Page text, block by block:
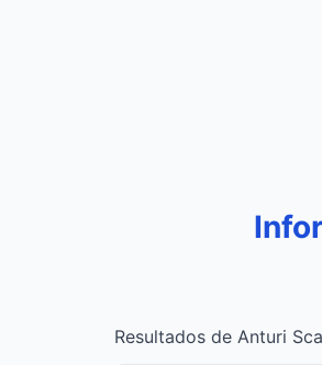
Resultados de Anturi